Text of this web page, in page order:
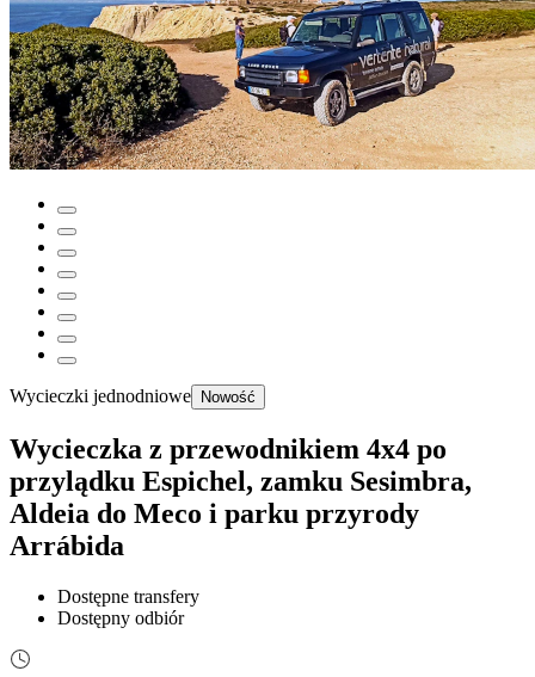
Wycieczki jednodniowe Nowość
Wycieczka z przewodnikiem 4x4 po
przylądku Espichel, zamku Sesimbra,
Aldeia do Meco i parku przyrody
Arrábida
Dostępne transfery
Dostępny odbiór